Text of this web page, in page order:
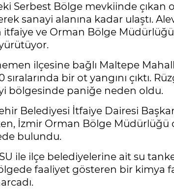
Serbest Bölge mevkiinde çıkan
sanayi alanına kadar ulaştı.
itfaiye ve Orman Bölge
ilçesine bağlı Maltepe
bir ot yangını çıktı.
bölgesinde paniğe neden oldu.
Belediyesi İtfaiye Dairesi
İzmir Orman Bölge Müdürlüğü
bulundu.
ile ilçe belediyelerine ait su
faaliyet gösteren bir kimya